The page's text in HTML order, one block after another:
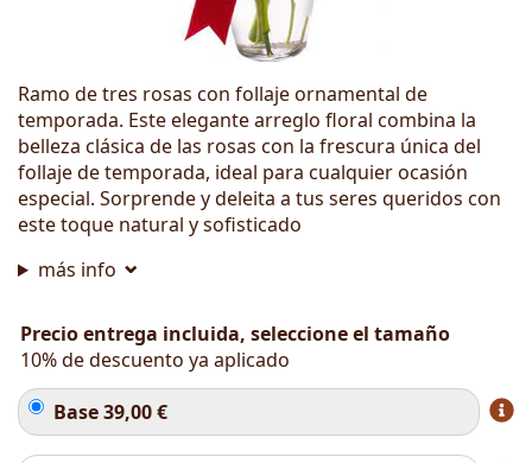
Ramo de tres rosas con follaje ornamental de
temporada. Este elegante arreglo floral combina la
belleza clásica de las rosas con la frescura única del
follaje de temporada, ideal para cualquier ocasión
especial. Sorprende y deleita a tus seres queridos con
este toque natural y sofisticado
más info
Precio entrega incluida, seleccione el tamaño
10% de descuento ya aplicado
Base39,00€